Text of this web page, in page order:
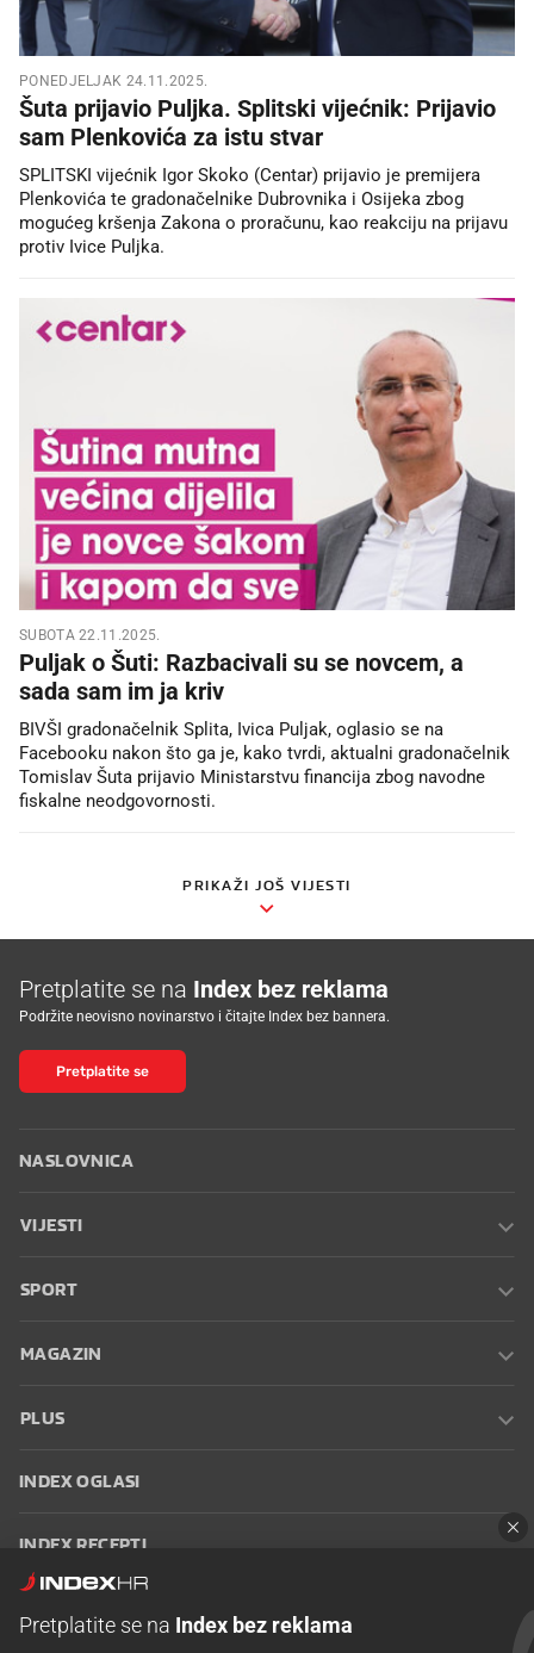
PONEDJELJAK 24.11.2025.
Šuta prijavio Puljka. Splitski vijećnik: Prijavio
sam Plenkovića za istu stvar
SPLITSKI vijećnik Igor Skoko (Centar) prijavio je premijera
Plenkovića te gradonačelnike Dubrovnika i Osijeka zbog
mogućeg kršenja Zakona o proračunu, kao reakciju na prijavu
protiv Ivice Puljka.
SUBOTA 22.11.2025.
Puljak o Šuti: Razbacivali su se novcem, a
sada sam im ja kriv
BIVŠI gradonačelnik Splita, Ivica Puljak, oglasio se na
Facebooku nakon što ga je, kako tvrdi, aktualni gradonačelnik
Tomislav Šuta prijavio Ministarstvu financija zbog navodne
fiskalne neodgovornosti.
PRIKAŽI JOŠ VIJESTI
Pretplatite se na Index bez reklama
Podržite neovisno novinarstvo i čitajte Index bez bannera.
Pretplatite se
NASLOVNICA
VIJESTI
SPORT
MAGAZIN
PLUS
INDEX OGLASI
INDEX RECEPTI
Pretplatite se na Index bez reklama